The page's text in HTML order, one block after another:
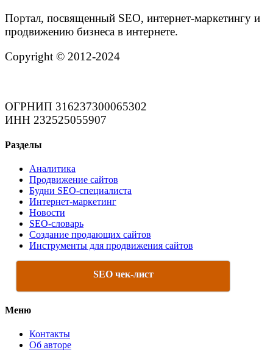
Портал, посвященный SEO, интернет-маркетингу и
продвижению бизнеса в интернете.
Copyright © 2012-2024
ОГРНИП 316237300065302
ИНН 232525055907
Разделы
Аналитика
Продвижение сайтов
Будни SEO-специалиста
Интернет-маркетинг
Новости
SEO-словарь
Создание продающих сайтов
Инструменты для продвижения сайтов
SEO чек-лист
Меню
Контакты
Об авторе